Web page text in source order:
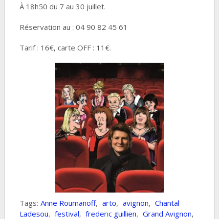
À 18h50 du 7 au 30 juillet.
Réservation au : 04 90 82 45 61
Tarif : 16€, carte OFF : 11€.
Tags: Anne Roumanoff, arto, avignon, Chantal
Ladesou, festival, frederic guillien, Grand Avignon,